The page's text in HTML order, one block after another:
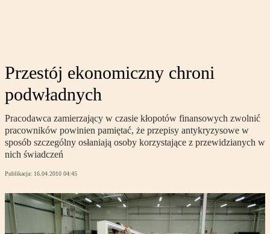
Przestój ekonomiczny chroni
podwładnych
Pracodawca zamierzający w czasie kłopotów finansowych zwolnić
pracowników powinien pamiętać, że przepisy antykryzysowe w
sposób szczególny osłaniają osoby korzystające z przewidzianych w
nich świadczeń
Publikacja: 16.04.2010 04:45